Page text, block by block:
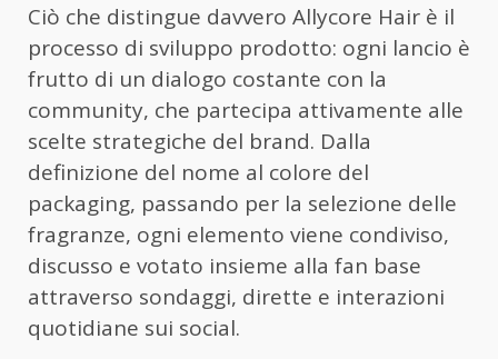
Ciò che distingue davvero Allycore Hair è il
processo di sviluppo prodotto: ogni lancio è
frutto di un dialogo costante con la
community, che partecipa attivamente alle
scelte strategiche del brand. Dalla
definizione del nome al colore del
packaging, passando per la selezione delle
fragranze, ogni elemento viene condiviso,
discusso e votato insieme alla fan base
attraverso sondaggi, dirette e interazioni
quotidiane sui social.